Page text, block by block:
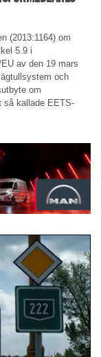
(2013:1164) om
5.9 i
av den 19 mars
och
om
så kallade EETS-